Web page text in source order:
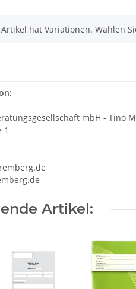
hat Variationen. Wählen
mbH - Tino
1
Artikel: